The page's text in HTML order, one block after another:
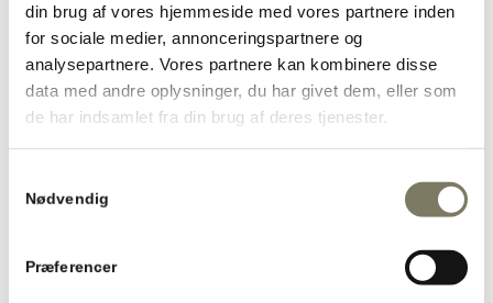
din brug af vores hjemmeside med vores partnere inden
for sociale medier, annonceringspartnere og
analysepartnere. Vores partnere kan kombinere disse
data med andre oplysninger, du har givet dem, eller som
de har indsamlet fra din brug af deres tjenester.
Nødvendig
Præferencer
Juli
Åbent alle dage kl. 11.30–20.00
Køkkenet er åbent kl. 11.30–15.30 / genåbner kl. 16.00–20.00
August til og med uge 42